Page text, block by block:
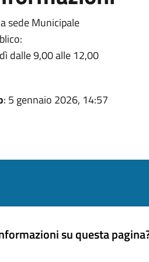
sede Municipale
dalle 9,00 alle 12,00
: 5 gennaio 2026, 14:57
su questa